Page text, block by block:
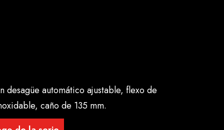
desagüe automático ajustable, flexo de
caño de 135 mm.